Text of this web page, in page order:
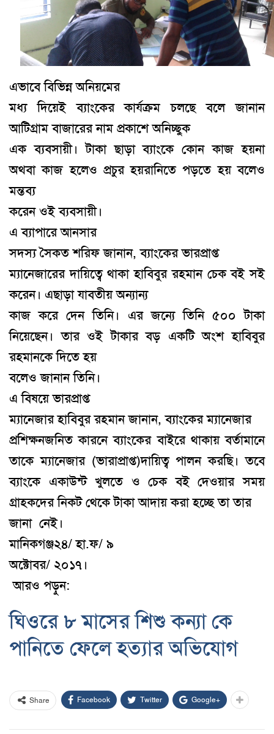
এভাবে বিভিন্ন অনিয়মের
মধ্য দিয়েই ব্যাংকের কার্যক্রম চলছে বলে জানান
আটিগ্রাম বাজারের নাম প্রকাশে অনিচ্ছুক
এক ব্যবসায়ী।টাকা ছাড়া ব্যাংকে কোন কাজ হয়না
অথবা কাজ হলেও প্রচুর হয়রানিতে পড়তে হয় বলেও
মন্তব্য
করেন ওই ব্যবসায়ী।
এ ব্যাপারে আনসার
সদস্য সৈকত শরিফ জানান,ব্যাংকের ভারপ্রাপ্ত
ম্যানেজারের দায়িত্বে থাকা হাবিবুর রহমান চেক বই সই
করেন। এছাড়া যাবতীয় অন্যান্য
কাজ করে দেন তিনি। এর জন্যে তিনি ৫০০ টাকা
নিয়েছেন।তার ওই টাকার বড় একটি অংশ হাবিবুর
রহমানকে দিতে হয়
বলেও জানান তিনি।
এ বিষয়ে ভারপ্রাপ্ত
ম্যানেজার হাবিবুর রহমান জানান,ব্যাংকের ম্যানেজার
প্রশিক্ষনজনিত কারনে ব্যাংকের বাইরে থাকায় বর্তামানে
তাকেম্যানেজার (ভারাপ্রাপ্ত)দায়িত্ব পালন করছি। তবে
ব্যাংকে একাউন্ট খুলতে ও চেক বই দেওয়ার সময়
গ্রাহকদের নিকট থেকে টাকা আদায় করা হচ্ছে তা তার
জানা নেই।
মানিকগঞ্জ২৪/ হা.ফ/ ৯
অক্টোবর/ ২০১৭।
আরও পড়ুন:
ঘিওরে ৮ মাসের শিশু কন্যা কে
পানিতে ফেলে হত্যার অভিযোগ
Share Facebook Twitter Google+